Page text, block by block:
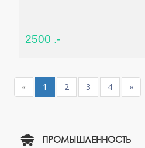
2500 .-
« 1 2 3 4 »
ПРОМЫШЛЕННОСТЬ